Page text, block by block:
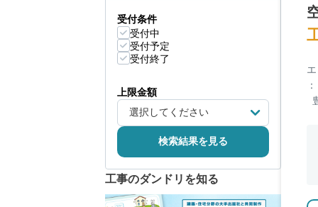
受付条件
受付中
受付予定
受付終了
上限金額
検索結果を見る
工事のダンドリを知る
：